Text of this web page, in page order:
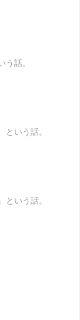
う話。
いう話。
いう話。